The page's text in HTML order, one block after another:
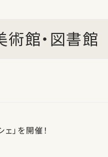
館・図書館
」を開催！